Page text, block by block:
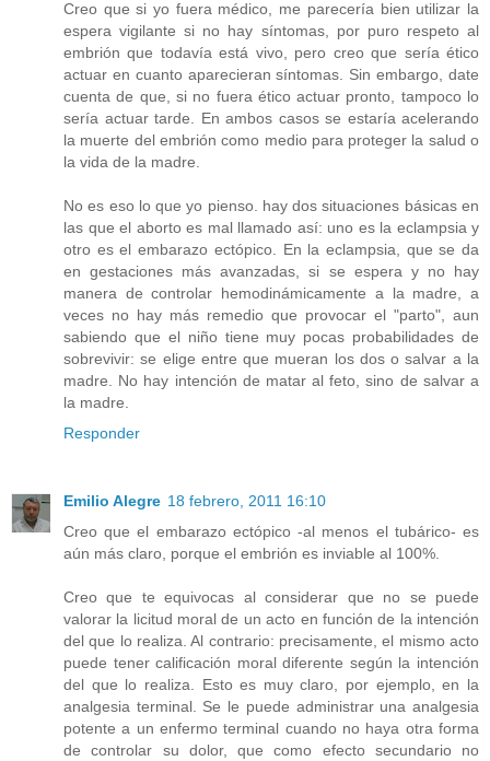
Creo que si yo fuera médico, me parecería bien utilizar la
espera vigilante si no hay síntomas, por puro respeto al
embrión que todavía está vivo, pero creo que sería ético
actuar en cuanto aparecieran síntomas. Sin embargo, date
cuenta de que, si no fuera ético actuar pronto, tampoco lo
sería actuar tarde. En ambos casos se estaría acelerando
la muerte del embrión como medio para proteger la salud o
la vida de la madre.
No es eso lo que yo pienso. hay dos situaciones básicas en
las que el aborto es mal llamado así: uno es la eclampsia y
otro es el embarazo ectópico. En la eclampsia, que se da
en gestaciones más avanzadas, si se espera y no hay
manera de controlar hemodinámicamente a la madre, a
veces no hay más remedio que provocar el "parto", aun
sabiendo que el niño tiene muy pocas probabilidades de
sobrevivir: se elige entre que mueran los dos o salvar a la
madre. No hay intención de matar al feto, sino de salvar a
la madre.
Responder
Emilio Alegre 18 febrero, 2011 16:10
Creo que el embarazo ectópico -al menos el tubárico- es
aún más claro, porque el embrión es inviable al 100%.
Creo que te equivocas al considerar que no se puede
valorar la licitud moral de un acto en función de la intención
del que lo realiza. Al contrario: precisamente, el mismo acto
puede tener calificación moral diferente según la intención
del que lo realiza. Esto es muy claro, por ejemplo, en la
analgesia terminal. Se le puede administrar una analgesia
potente a un enfermo terminal cuando no haya otra forma
de controlar su dolor, que como efecto secundario no